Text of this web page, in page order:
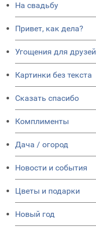
На свадьбу
Привет, как дела?
Угощения для друзей
Картинки без текста
Сказать спасибо
Комплименты
Дача / огород
Новости и события
Цветы и подарки
Новый год